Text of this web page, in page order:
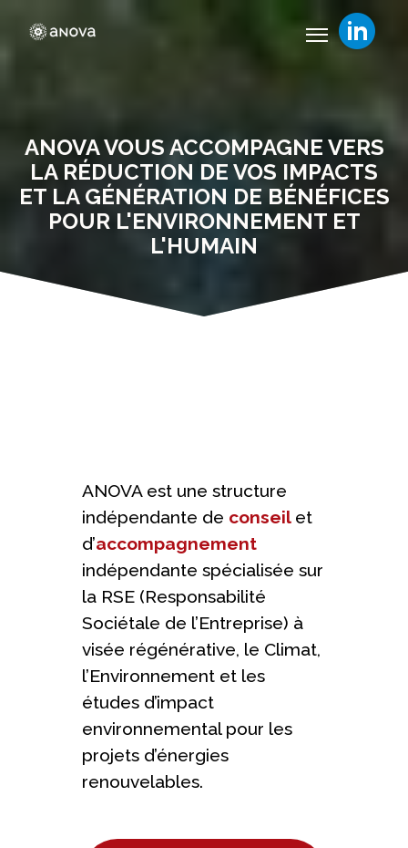
ANOVA VOUS ACCOMPAGNE VERS
LA RÉDUCTION DE VOS IMPACTS
ET LA GÉNÉRATION DE BÉNÉFICES
POUR L'ENVIRONNEMENT ET
L'HUMAIN
ANOVA est une structure
indépendante de conseil et
d’accompagnement
indépendante spécialisée sur
la RSE (Responsabilité
Sociétale de l’Entreprise) à
visée régénérative, le Climat,
l’Environnement et les
études d’impact
environnemental pour les
projets d’énergies
renouvelables.